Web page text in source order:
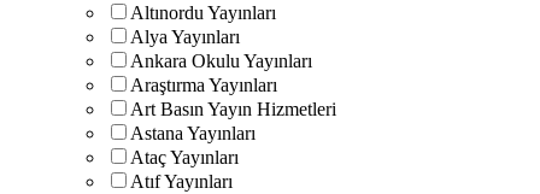
Altınordu Yayınları
Alya Yayınları
Ankara Okulu Yayınları
Araştırma Yayınları
Art Basın Yayın Hizmetleri
Astana Yayınları
Ataç Yayınları
Atıf Yayınları